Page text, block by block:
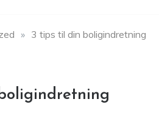
» 3 tips til din boligindretning